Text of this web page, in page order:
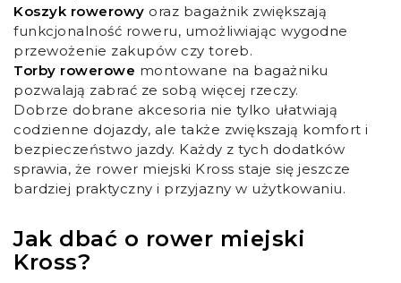
Koszyk rowerowy oraz bagażnik zwiększają
funkcjonalność roweru, umożliwiając wygodne
przewożenie zakupów czy toreb.
Torby rowerowe montowane na bagażniku
pozwalają zabrać ze sobą więcej rzeczy.
Dobrze dobrane akcesoria nie tylko ułatwiają
codzienne dojazdy, ale także zwiększają komfort i
bezpieczeństwo jazdy. Każdy z tych dodatków
sprawia, że rower miejski Kross staje się jeszcze
bardziej praktyczny i przyjazny w użytkowaniu.
Jak dbać o rower miejski
Kross?